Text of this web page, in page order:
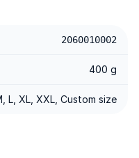
luar ruangan.
2060010002
400 g
L, XL, XXL, Custom size